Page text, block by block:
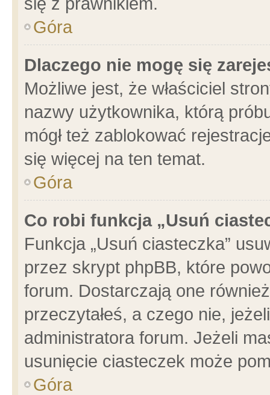
Góra
Dlaczego nie mogę się
Możliwe jest, że właściciel
nazwy użytkownika, którą
mógł też zablokować
się więcej na ten temat.
Góra
Co robi funkcja „Usuń
Funkcja „Usuń ciasteczka”
przez skrypt phpBB, które
forum. Dostarczają one
przeczytałeś, a czego nie,
administratora forum. Jeżeli
usunięcie ciasteczek może
Góra